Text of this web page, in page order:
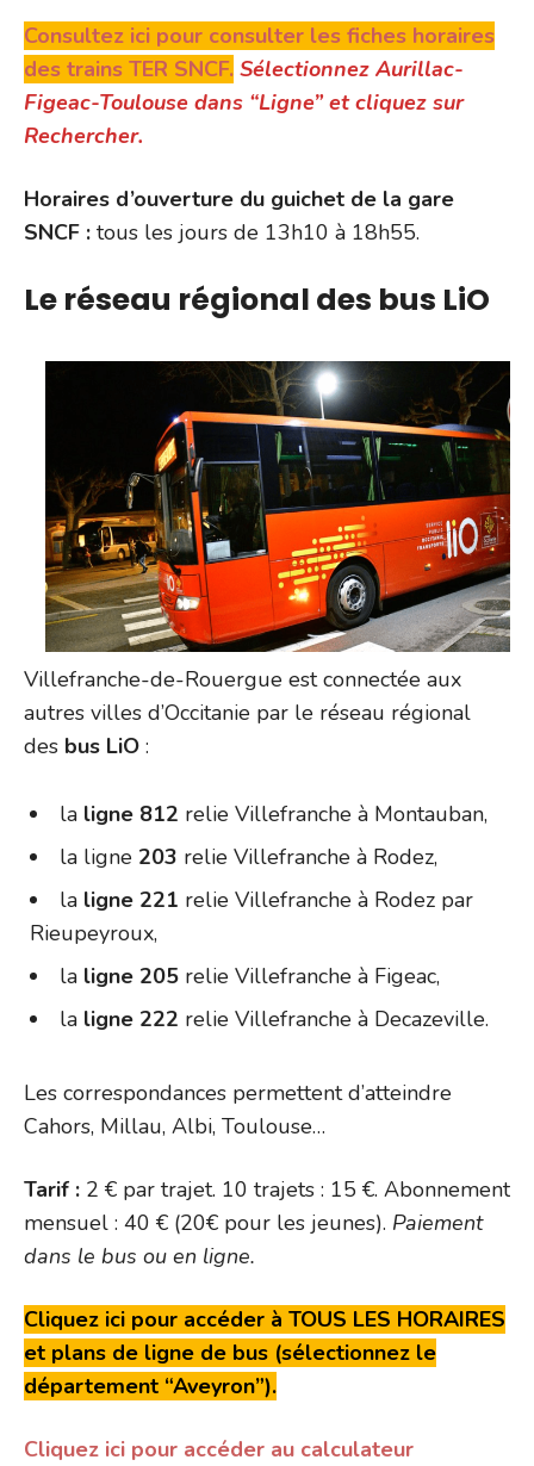
Consultez ici pour consulter les fiches horaires
des trains TER SNCF. Sélectionnez Aurillac-
Figeac-Toulouse dans “Ligne” et cliquez sur
Rechercher.
Horaires d’ouverture du guichet de la gare
SNCF : tous les jours de 13h10 à 18h55.
Le réseau régional des bus LiO
Villefranche-de-Rouergue est connectée aux
autres villes d’Occitanie par le réseau régional
des bus LiO :
la ligne 812 relie Villefranche à Montauban,
la ligne 203 relie Villefranche à Rodez,
la ligne 221 relie Villefranche à Rodez par
Rieupeyroux,
la ligne 205 relie Villefranche à Figeac,
la ligne 222 relie Villefranche à Decazeville.
Les correspondances permettent d’atteindre
Cahors, Millau, Albi, Toulouse…
Tarif : 2 € par trajet. 10 trajets : 15 €. Abonnement
mensuel : 40 € (20€ pour les jeunes). Paiement
dans le bus ou en ligne.
Cliquez ici pour accéder à TOUS LES HORAIRES
et plans de ligne de bus (sélectionnez le
département “Aveyron”).
Cliquez ici pour accéder au calculateur